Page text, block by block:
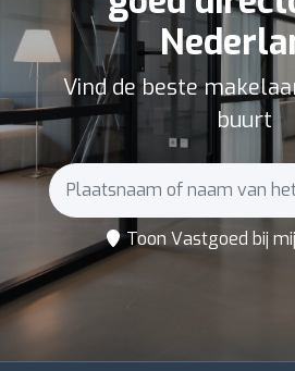
Vind de beste
buurt
Toon Vastgoed bij